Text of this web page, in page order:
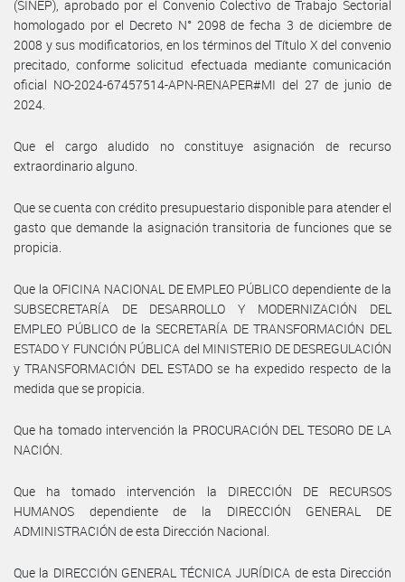
(SINEP), aprobado por el Convenio Colectivo de Trabajo Sectorial
homologado por el Decreto N° 2098 de fecha 3 de diciembre de
2008 y sus modificatorios, en los términos del Título X del convenio
precitado, conforme solicitud efectuada mediante comunicación
oficial NO-2024-67457514-APN-RENAPER#MI del 27 de junio de
2024.
Que el cargo aludido no constituye asignación de recurso
extraordinario alguno.
Que se cuenta con crédito presupuestario disponible para atender el
gasto que demande la asignación transitoria de funciones que se
propicia.
Que la OFICINA NACIONAL DE EMPLEO PÚBLICO dependiente de la
SUBSECRETARÍA DE DESARROLLO Y MODERNIZACIÓN DEL
EMPLEO PÚBLICO de la SECRETARÍA DE TRANSFORMACIÓN DEL
ESTADO Y FUNCIÓN PÚBLICA del MINISTERIO DE DESREGULACIÓN
y TRANSFORMACIÓN DEL ESTADO se ha expedido respecto de la
medida que se propicia.
Que ha tomado intervención la PROCURACIÓN DEL TESORO DE LA
NACIÓN.
Que ha tomado intervención la DIRECCIÓN DE RECURSOS
HUMANOS dependiente de la DIRECCIÓN GENERAL DE
ADMINISTRACIÓN de esta Dirección Nacional.
Que la DIRECCIÓN GENERAL TÉCNICA JURÍDICA de esta Dirección